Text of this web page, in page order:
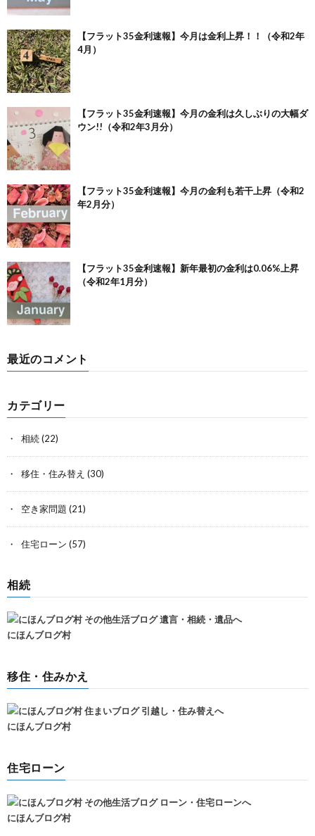
【フラット35金利速報】今月は金利上昇！！（令和2年
4月）
【フラット35金利速報】今月の金利は久しぶりの大幅ダ
ウン!!（令和2年3月分）
【フラット35金利速報】今月の金利も若干上昇（令和2
年2月分）
【フラット35金利速報】新年最初の金利は0.06%上昇
（令和2年1月分）
最近のコメント
カテゴリー
相続(22)
移住・住み替え (30)
空き家問題 (21)
住宅ローン (57)
相続
にほんブログ村
移住・住みかえ
にほんブログ村
住宅ローン
にほんブログ村